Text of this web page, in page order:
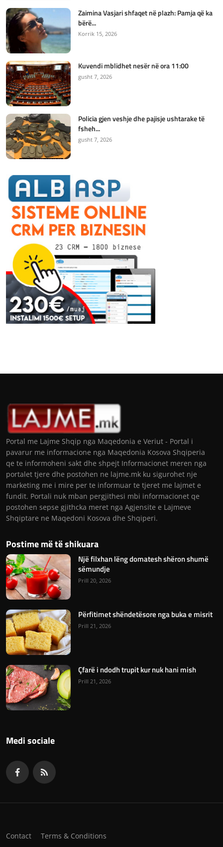
Zaimina Vasjari shfaqet në plazh: Pamja që ka
bërë...
Korrik 15, 2026
Kuvendi mblidhet nesër në ora 11:00
gusht 7, 2026
Policia gjen veshje dhe pajisje ushtarake të
fsheh...
gusht 7, 2026
Portal me Lajme Shqip nga Maqedonia e Veriut - Portal i
pavarur me informacione nga Maqedonia Kosova Shqiperia
qe te informoheni sakt dhe shpejt Informacionet meren nga
portalet tjere dhe postohen ne lajme.mk ku sigurohet nje
marketing me i mire per te informuar te tjeret me lajmet e
fundit. Portali nuk mban pergjithesi mbi informacionet qe
postohen sepse gjithcka meret nga Agjensite e Lajmeve
Shqiptare ne Maqedoni Kosova dhe Shqiperi.
Postime më të shikuara
Një filxhan lëng domatesh shëron shumë
sëmundje
Prill 20, 2026
Përfitimet shëndetësore nga buka e misrit
Prill 21, 2026
Çfarë i ndodh trupit kur nuk hani mish
Prill 21, 2026
Medi sociale
Contact Terms & Conditions